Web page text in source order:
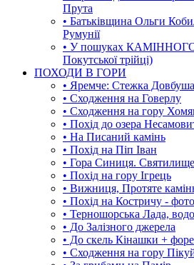
Прута
• Батьківщина Ольги
Румунії
• У пошуках
Покутської трійці)
ПОХОДИ В ГОРИ
• Яремче: Стежка
• Сходження на Говерлу
• Сходження на гору
• Похід до озера
• На Писаний камінь
• Похід на Піп Іван
• Гора Синиця.
• Похід на гору Ігрець
• Вижниця, Протяте
• Похід на Костричу -
• Терношорська Лада,
• До Залізного джерела
• До скель Кінашки +
• Сходження на гору